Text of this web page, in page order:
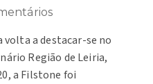
a destacar-se no
Região de Leiria,
a Filstone foi